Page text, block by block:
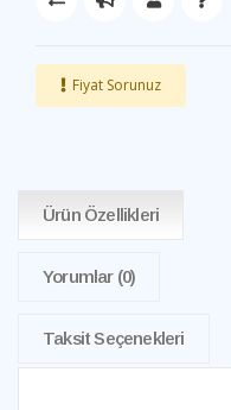
Fiyat Sorunuz
Ürün Özellikleri
Yorumlar (0)
Taksit Seçenekleri